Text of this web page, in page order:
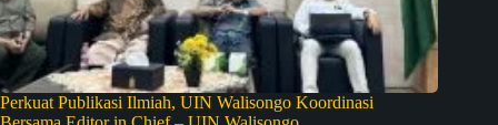
Perkuat Publikasi Ilmiah, UIN Walisongo Koordinasi